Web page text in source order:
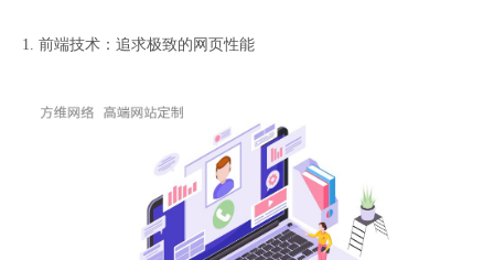
1. 前端技术：追求极致的网页性能